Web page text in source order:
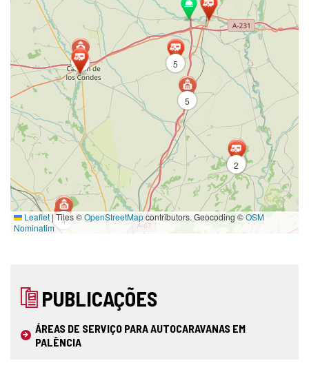
5
5
5
7
2
4
Leaflet |Tiles ©OpenStreetMapcontributors. Geocoding ©OSM
Nominatim
PUBLICAÇÕES
ÁREAS DE SERVIÇO PARA AUTOCARAVANAS EM
PALÊNCIA